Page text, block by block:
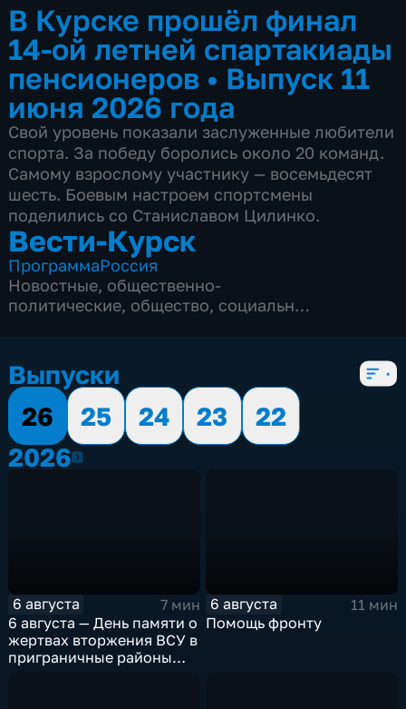
В Курске прошёл финал
14-ой летней спартакиады
пенсионеров • Выпуск 11
июня 2026 года
Свой уровень показали заслуженные любители
спорта. За победу боролись около 20 команд.
Самому взрослому участнику — восемьдесят
шесть. Боевым настроем спортсмены
поделились со Станиславом Цилинко.
Вести-Курск
ПрограммаРоссия
Новостные, общественно-
политические, общество, социально-
Выпуски
26
25 24 23
22
20262026
6 августа
7 мин
6 августа — День памяти о
жертвах вторжения ВСУ в
приграничные районы
6 августа
11 мин
Помощь фронту